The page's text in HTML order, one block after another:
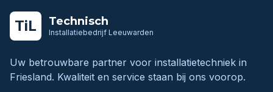
TiL Technisch
Installatiebedrijf Leeuwarden
Uw betrouwbare partner voor installatietechniek in
Friesland. Kwaliteit en service staan bij ons voorop.